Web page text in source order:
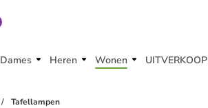
Dames Heren Wonen UITVERKOOP
Tafellampen